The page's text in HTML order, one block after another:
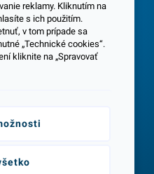
v Senci
reklamy. Kliknutím na
s ich použitím.
v tom prípade sa
„Technické cookies“.
kliknite na „Spravovať